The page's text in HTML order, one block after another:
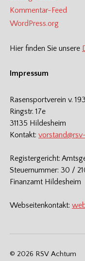
Kommentar-Feed
WordPress.org
Hier finden Sie unsere
Impressum
Rasensportverein v.
Ringstr. 17e
31135 Hildesheim
Kontakt:
Registergericht:
Steuernummer: 30 /
Finanzamt Hildesheim
Webseitenkontakt:
© 2026 RSV Achtum